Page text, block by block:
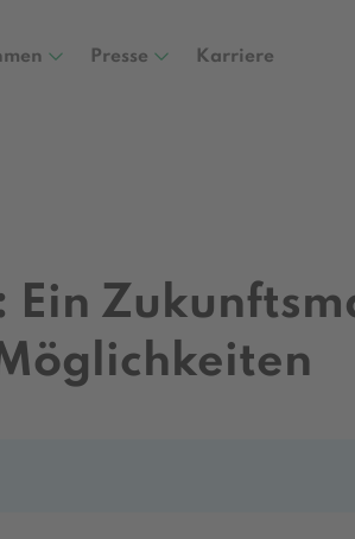
Presse Karriere
Ein